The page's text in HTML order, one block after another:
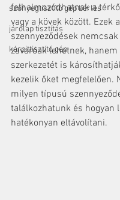
szőnyegtisztító gép bérlés
járólap tisztítás
kárpittisztító gép
felhalmozódhatnak a
vagy a kövek között. Ezek a
szennyeződések
zavaróak lehetnek,
szerkezetét is
kezelik őket megfelelően.
milyen típusú
találkozhatunk és hogyan
hatékonyan eltávolítani.